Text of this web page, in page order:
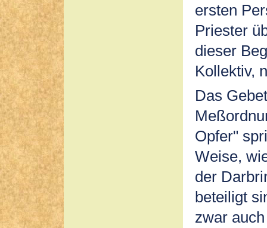
ersten
Priester
dieser
Kollektiv,
Das
Opfer"
Weise,
der
beteiligt
zwar